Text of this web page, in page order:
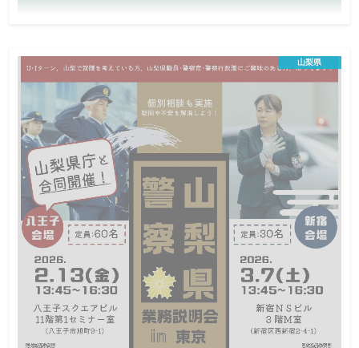
地方公務員
日程 この説明会は終了しました
学生等（全学年）、一般求職者（概ね40歳まで）
定員 ー
締切 ー
⼭梨での暮らし⽅・働き⽅の選択肢として「公務員」を考える⽅
へ。 公務員の仕事や試験のこと、県・市役所担当者との相談で疑
問を解決しませんか。
山梨県